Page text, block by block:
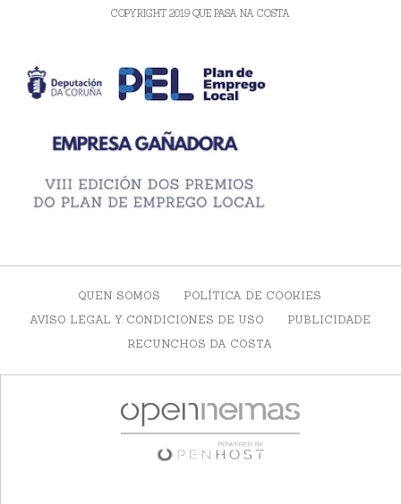
COPYRIGHT 2019 QUE PASA NA COSTA
QUEN SOMOS
POLÍTICA DE COOKIES
AVISO LEGAL Y CONDICIONES DE USO
PUBLICIDADE
RECUNCHOS DA COSTA